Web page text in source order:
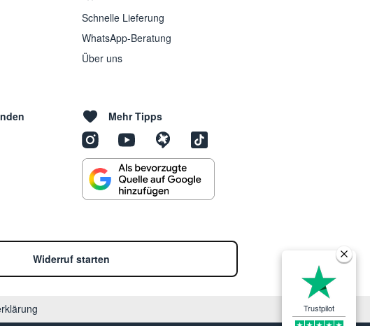
Schnelle Lieferung
WhatsApp-Beratung
Über uns
Mehr Tipps
Widerruf starten
Trustpilot